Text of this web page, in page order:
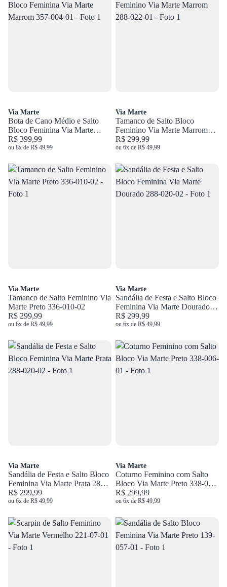
Via Marte
Bota de Cano Médio e Salto
Bloco Feminina Via Marte
Marrom 357-004-01
R$ 399,99
ou 8x de R$ 49,99
Via Marte
Tamanco de Salto Bloco
Feminino Via Marte Marrom
288-022-01
R$ 299,99
ou 6x de R$ 49,99
Via Marte
Tamanco de Salto Feminino Via
Marte Preto 336-010-02
R$ 299,99
ou 6x de R$ 49,99
Via Marte
Sandália de Festa e Salto Bloco
Feminina Via Marte Dourado
288-020-02
R$ 299,99
ou 6x de R$ 49,99
Via Marte
Sandália de Festa e Salto Bloco
Feminina Via Marte Prata 288-
020-02
R$ 299,99
ou 6x de R$ 49,99
Via Marte
Coturno Feminino com Salto
Bloco Via Marte Preto 338-006-
01
R$ 299,99
ou 6x de R$ 49,99